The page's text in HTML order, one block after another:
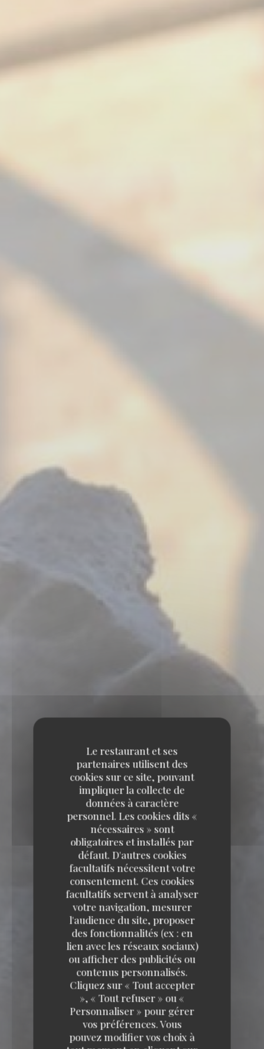
Le restaurant et ses
partenaires utilisent des
cookies sur ce site, pouvant
impliquer la collecte de
données à caractère
personnel. Les cookies dits «
nécessaires » sont
obligatoires et installés par
défaut. D'autres cookies
facultatifs nécessitent votre
consentement. Ces cookies
facultatifs servent à analyser
votre navigation, mesurer
l'audience du site, proposer
des fonctionnalités (ex : en
lien avec les réseaux sociaux)
ou afficher des publicités ou
contenus personnalisés.
Cliquez sur « Tout accepter
», « Tout refuser » ou «
Personnaliser » pour gérer
vos préférences. Vous
pouvez modifier vos choix à